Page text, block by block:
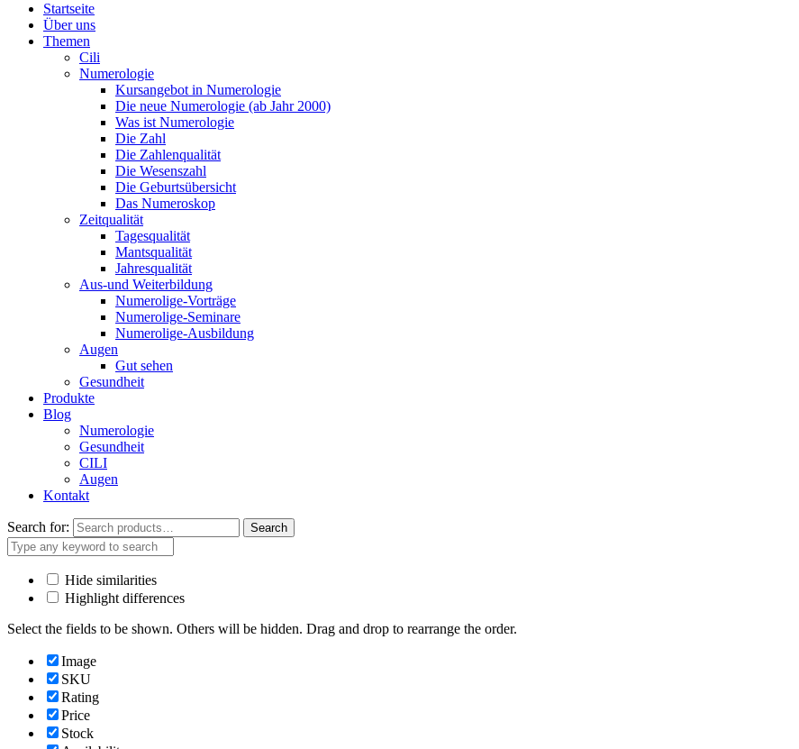
Startseite
Über uns
Themen
Cili
Numerologie
Kursangebot in Numerologie
Die neue Numerologie (ab Jahr 2000)
Was ist Numerologie
Die Zahl
Die Zahlenqualität
Die Wesenszahl
Die Geburtsübersicht
Das Numeroskop
Zeitqualität
Tagesqualität
Mantsqualität
Jahresqualität
Aus-und Weiterbildung
Numerolige-Vorträge
Numerolige-Seminare
Numerolige-Ausbildung
Augen
Gut sehen
Gesundheit
Produkte
Blog
Numerologie
Gesundheit
CILI
Augen
Kontakt
Search for: Search
Hide similarities
Highlight differences
Select the fields to be shown. Others will be hidden. Drag and drop to rearrange the order.
Image
SKU
Rating
Price
Stock